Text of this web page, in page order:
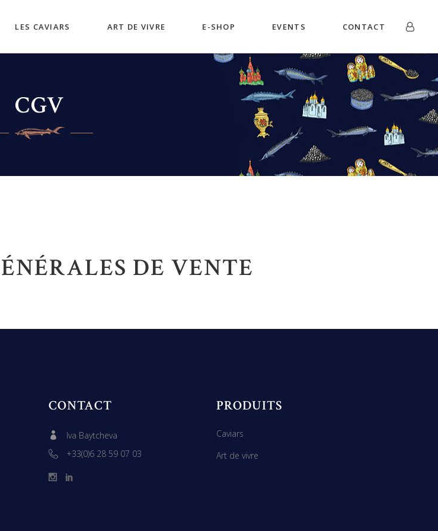
LES CAVIARS ART DE VIVRE E-SHOP EVENTS CONTACT
CGV
DE VENTE
CONTACT
Iva Baytcheva
+33(0)6 28 59 07 03
PRODUITS
Caviars
Art de vivre